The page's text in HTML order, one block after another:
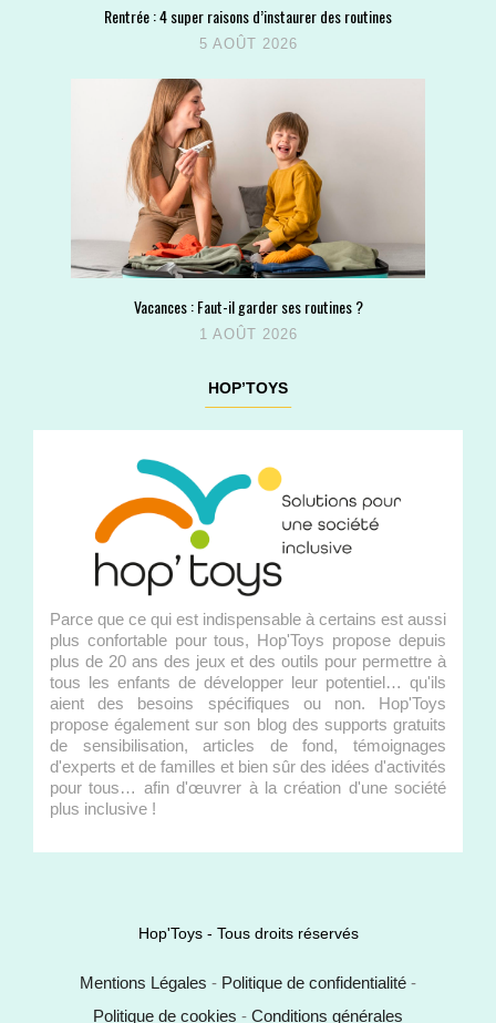
Rentrée : 4 super raisons d’instaurer des routines
5 AOÛT 2026
Vacances : Faut-il garder ses routines ?
1 AOÛT 2026
HOP’TOYS
Parce que ce qui est indispensable à certains est aussi
plus confortable pour tous, Hop'Toys propose depuis
plus de 20 ans des jeux et des outils pour permettre à
tous les enfants de développer leur potentiel… qu'ils
aient des besoins spécifiques ou non. Hop'Toys
propose également sur son blog des supports gratuits
de sensibilisation, articles de fond, témoignages
d'experts et de familles et bien sûr des idées d'activités
pour tous… afin d'œuvrer à la création d'une société
plus inclusive !
Hop'Toys - Tous droits réservés
Mentions Légales - Politique de confidentialité -
Politique de cookies - Conditions générales